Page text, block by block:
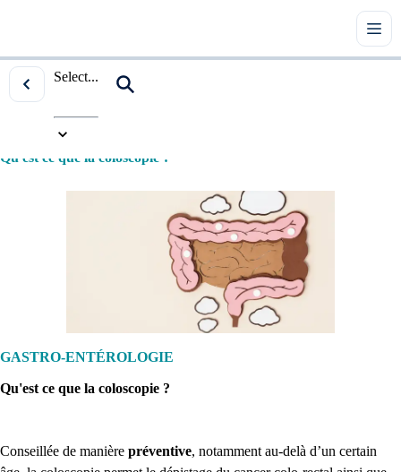
Select...
Accueil
Qu'est ce que la coloscopie ?
GASTRO-ENTÉROLOGIE
Qu'est ce que la coloscopie ?
Conseillée de manière préventive, notamment au-delà d’un certain